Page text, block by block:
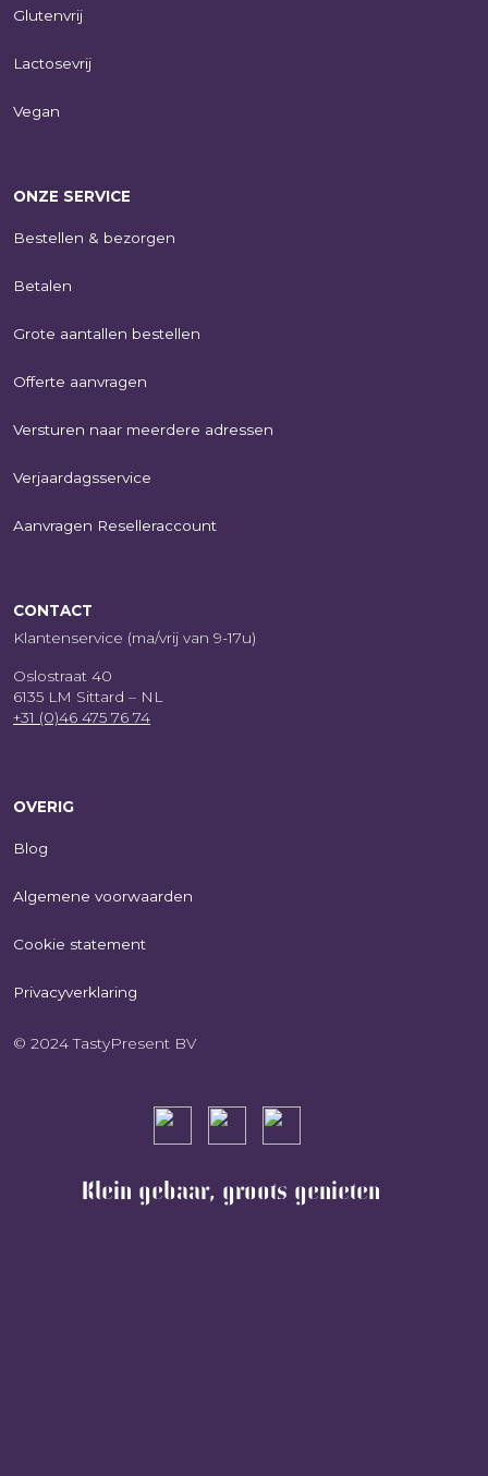
Glutenvrij
Lactosevrij
Vegan
ONZE SERVICE
Bestellen & bezorgen
Betalen
Grote aantallen bestellen
Offerte aanvragen
Versturen naar meerdere adressen
Verjaardagsservice
Aanvragen Reselleraccount
CONTACT
Klantenservice (ma/vrij van 9-17u)
Oslostraat 40
6135 LM Sittard – NL
+31 (0)46 475 76 74
OVERIG
Blog
Algemene voorwaarden
Cookie statement
Privacyverklaring
© 2024 TastyPresent BV
Klein gebaar, groots genieten